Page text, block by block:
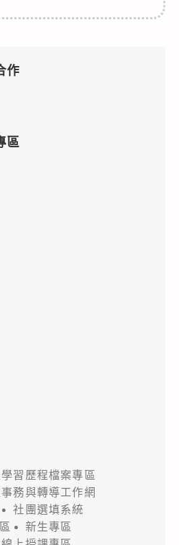
作
區
習歷程檔案專區
務與轉導工作網
社團選填系統
新生專區